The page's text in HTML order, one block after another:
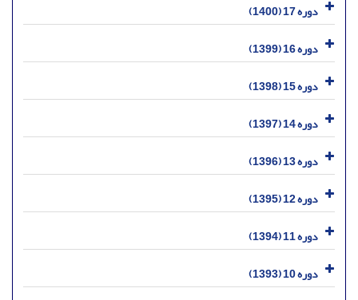
دوره 17 (1400)
دوره 16 (1399)
دوره 15 (1398)
دوره 14 (1397)
دوره 13 (1396)
دوره 12 (1395)
دوره 11 (1394)
دوره 10 (1393)